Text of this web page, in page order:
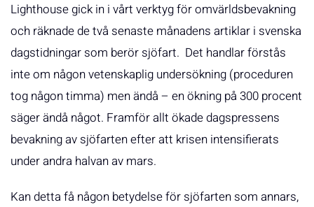
Lighthouse gick in i vårt verktyg för omvärldsbevakning
och räknade de två senaste månadens artiklar i svenska
dagstidningar som berör sjöfart. Det handlar förstås
inte om någon vetenskaplig undersökning (proceduren
tog någon timma) men ändå – en ökning på 300 procent
säger ändå något. Framför allt ökade dagspressens
bevakning av sjöfarten efter att krisen intensifierats
under andra halvan av mars.
Kan detta få någon betydelse för sjöfarten som annars,